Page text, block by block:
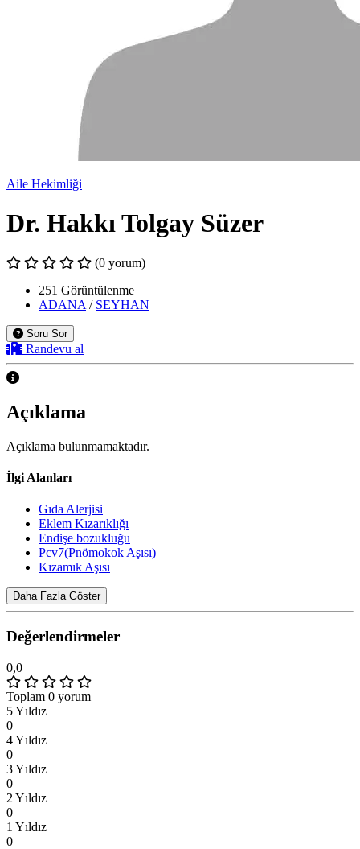
Aile Hekimliği
Dr. Hakkı Tolgay Süzer
(0 yorum)
251 Görüntülenme
ADANA / SEYHAN
Soru Sor
Randevu al
Açıklama
Açıklama bulunmamaktadır.
İlgi Alanları
Gıda Alerjisi
Eklem Kızarıklığı
Endişe bozukluğu
Pcv7(Pnömokok Aşısı)
Kızamık Aşısı
Daha Fazla Göster
Değerlendirmeler
0,0
Toplam 0 yorum
5 Yıldız
0
4 Yıldız
0
3 Yıldız
0
2 Yıldız
0
1 Yıldız
0